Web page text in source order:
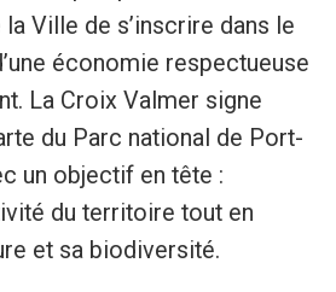
Ville de s’inscrire dans le
économie respectueuse
La Croix Valmer signe
du Parc national de Port-
un objectif en tête :
du territoire tout en
et sa biodiversité.